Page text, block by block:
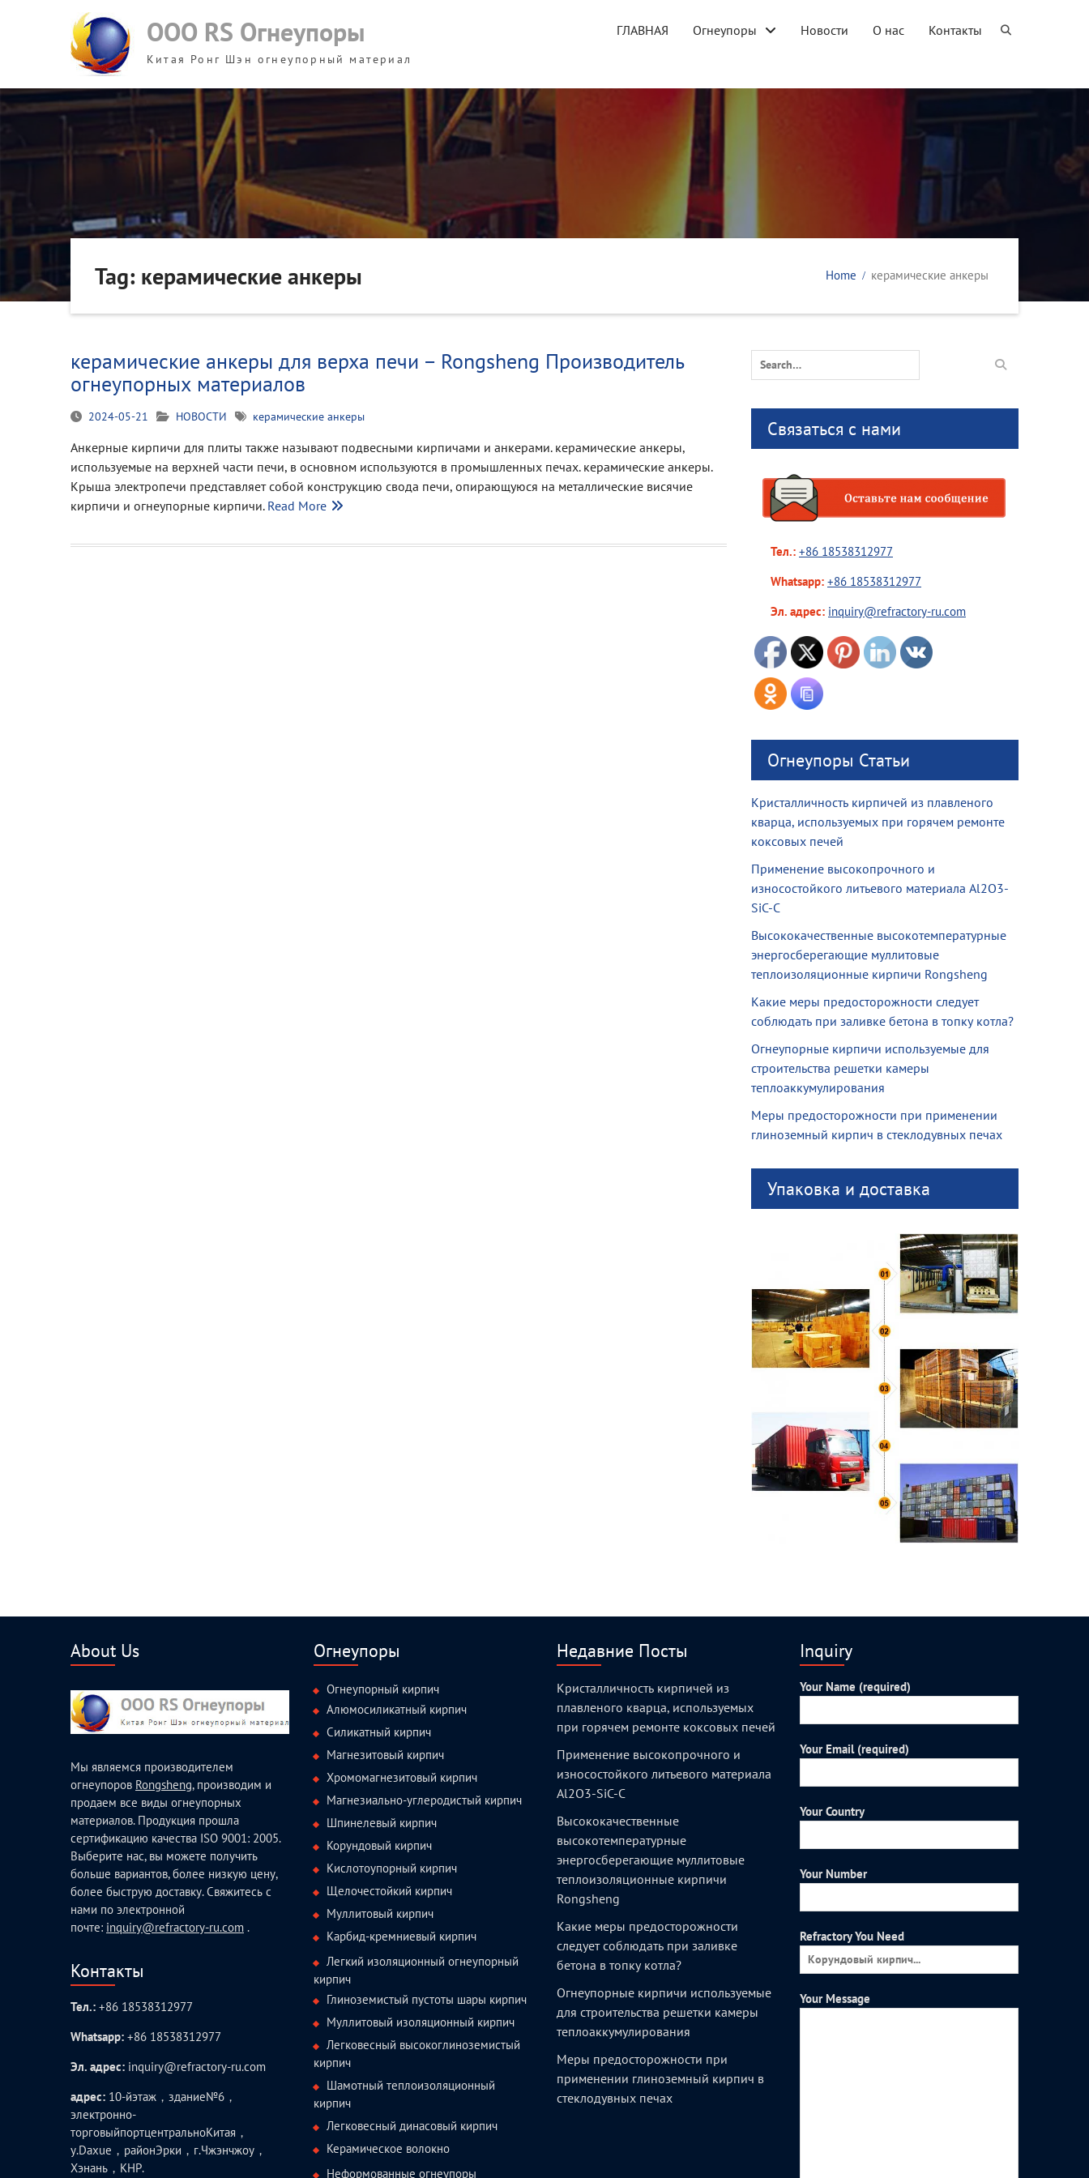
ООО RS Огнеупоры
Китая Ронг Шэн огнеупорный материал
ГЛАВНАЯ Огнеупоры Новости О нас Контакты
Tag: керамические анкеры Home керамические анкеры
керамические анкеры для верха печи – Rongsheng Производитель
огнеупорных материалов
2024-05-21 НОВОСТИ керамические анкеры
Анкерные кирпичи для плиты также называют подвесными кирпичами и анкерами. керамические анкеры,
используемые на верхней части печи, в основном используются в промышленных печах. керамические анкеры.
Крыша электропечи представляет собой конструкцию свода печи, опирающуюся на металлические висячие
кирпичи и огнеупорные кирпичи. Read More
Search
for:
Связаться с нами
Тел.: +86 18538312977
Whatsapp: +86 18538312977
Эл. адрес: inquiry@refractory-ru.com
Огнеупоры Статьи
Кристалличность кирпичей из плавленого
кварца, используемых при горячем ремонте
коксовых печей
Применение высокопрочного и
износостойкого литьевого материала Al2O3-
SiC-C
Высококачественные высокотемпературные
энергосберегающие муллитовые
теплоизоляционные кирпичи Rongsheng
Какие меры предосторожности следует
соблюдать при заливке бетона в топку котла?
Огнеупорные кирпичи используемые для
строительства решетки камеры
теплоаккумулирования
Меры предосторожности при применении
глиноземный кирпич в стеклодувных печах
Упаковка и доставка
About Us
Мы являемся производителем
огнеупоров Rongsheng, производим и
продаем все виды огнеупорных
материалов. Продукция прошла
сертификацию качества ISO 9001: 2005.
Выберите нас, вы можете получить
больше вариантов, более низкую цену,
более быструю доставку. Свяжитесь с
нами по электронной
почте: inquiry@refractory-ru.com .
Контакты
Тел.: +86 18538312977
Whatsapp: +86 18538312977
Эл. адрес: inquiry@refractory-ru.com
адрес: 10-йэтаж，здание№6，
электронно-
торговыйпортцентральноКитая，
у.Daxue，районЭрки，г.Чжэнчжоу，
Хэнань，КНР.
Огнеупоры
Огнеупорный кирпич
Алюмосиликатный кирпич
Силикатный кирпич
Магнезитовый кирпич
Хромомагнезитовый кирпич
Магнезиально-углеродистый кирпич
Шпинелевый кирпич
Корундовый кирпич
Кислотоупорный кирпич
Щелочестойкий кирпич
Муллитовый кирпич
Карбид-кремниевый кирпич
Легкий изоляционный огнеупорный
кирпич
Глиноземистый пустоты шары кирпич
Муллитовый изоляционный кирпич
Легковесный высокоглиноземистый
кирпич
Шамотный теплоизоляционный
кирпич
Легковесный динасовый кирпич
Керамическое волокно
Неформованные огнеупоры
Недавние Посты
Кристалличность кирпичей из
плавленого кварца, используемых
при горячем ремонте коксовых печей
Применение высокопрочного и
износостойкого литьевого материала
Al2O3-SiC-C
Высококачественные
высокотемпературные
энергосберегающие муллитовые
теплоизоляционные кирпичи
Rongsheng
Какие меры предосторожности
следует соблюдать при заливке
бетона в топку котла?
Огнеупорные кирпичи используемые
для строительства решетки камеры
теплоаккумулирования
Меры предосторожности при
применении глиноземный кирпич в
стеклодувных печах
Inquiry
Your Name (required)
Your Email (required)
Your Country
Your Number
Refractory You Need
Your Message